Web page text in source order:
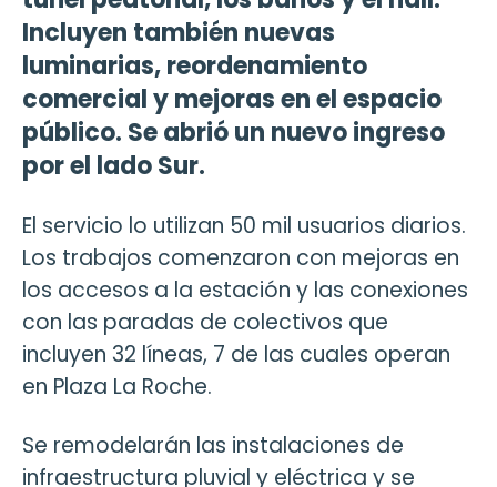
Incluyen también nuevas
luminarias, reordenamiento
comercial y mejoras en el espacio
público. Se abrió un nuevo ingreso
por el lado Sur.
El servicio lo utilizan 50 mil usuarios diarios.
Los trabajos comenzaron con mejoras en
los accesos a la estación y las conexiones
con las paradas de colectivos que
incluyen 32 líneas, 7 de las cuales operan
en Plaza La Roche.
Se remodelarán las instalaciones de
infraestructura pluvial y eléctrica y se